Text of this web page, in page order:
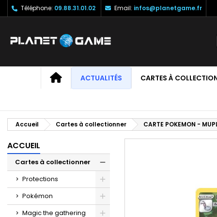
Téléphone: 09.88.31.01.02 Email: infos@planetgame.fr
ACCUEILACTUALITÉS CARTES À
Accueil Cartes à collectionner CARTE POKEMON -
ACCUEIL
Cartes à collectionner
Protections
Pokémon
Magic the gathering